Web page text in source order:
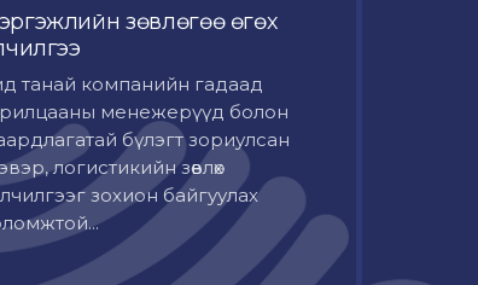
зөвлөгөө өгөх
танай компанийн гадаад
менежерүүд болон
бүлэгт зориулсан
логистикийн зөвлөх
зохион байгуулах